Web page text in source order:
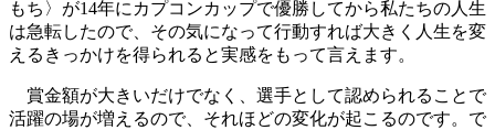
もち〉が14年にカプコンカップで優勝してから私たちの人生
は急転したので、その気になって行動すれば大きく人生を変
えるきっかけを得られると実感をもって言えます。
賞金額が大きいだけでなく、選手として認められることで
活躍の場が増えるので、それほどの変化が起こるのです。で